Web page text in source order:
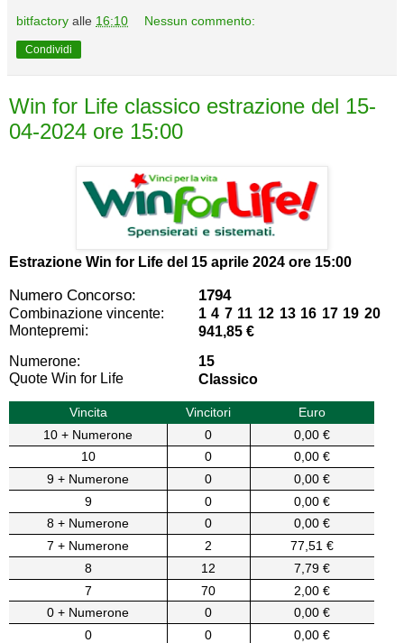
bitfactory alle 16:10 Nessun commento:
Condividi
Win for Life classico estrazione del 15-
04-2024 ore 15:00
Estrazione Win for Life del 15 aprile 2024 ore 15:00
Numero Concorso: 1794
Combinazione vincente:
1 4 7 11 12 13 16 17 19 20
Montepremi:
941,85 €
Numerone:
15
Quote Win for Life
Classico
Vincita Vincitori
Euro
10 + Numerone
0
0,00 €
10
0
0,00 €
9 + Numerone
0
0,00 €
9
0
0,00 €
8 + Numerone
0
0,00 €
7 + Numerone
2
77,51 €
8
12
7,79 €
7
70
2,00 €
0 + Numerone
0
0,00 €
0
0
0,00 €